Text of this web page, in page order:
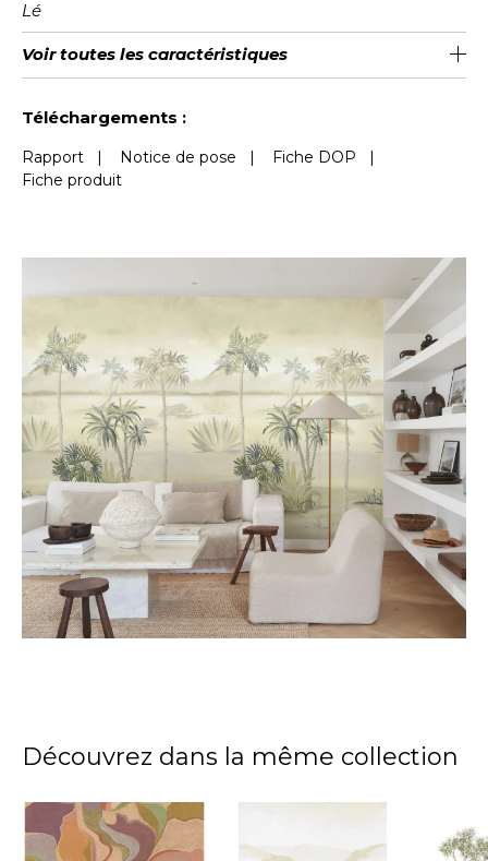
Lé
Hauteur 310 cm / 122 inches
Largeur
Totale
200 cm / 79 inches
Raccord Raccord droit
Nombre de
lés
4
Poids g/m² 147
Performance
Accoustique
aw - 0.15
Entretien Lavable
Pose colle Encollage du mur
Dépose Arrachage à sec
Norme COV A+
ASTME84 Class A
Norme
euroclass
B s1 d0
Voir toutes les caractéristiques
Téléchargements :
Rapport | Notice de pose | Fiche DOP |
Fiche produit
Découvrez dans la même collection